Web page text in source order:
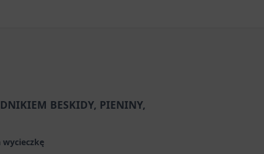
BESKIDY, PIENINY,